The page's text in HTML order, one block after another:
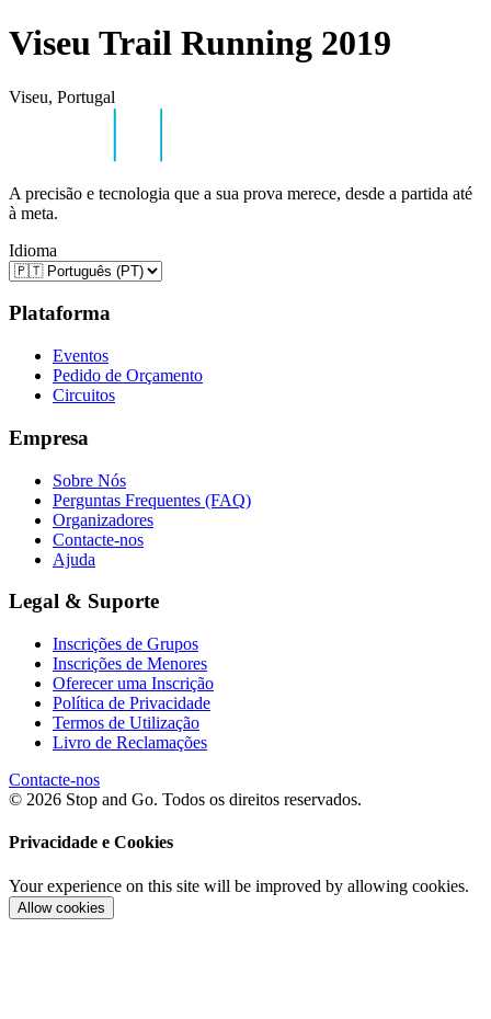
Viseu Trail Running 2019
Viseu, Portugal
A precisão e tecnologia que a sua prova merece, desde a partida até
à meta.
Idioma
Plataforma
Eventos
Pedido de Orçamento
Circuitos
Empresa
Sobre Nós
Perguntas Frequentes (FAQ)
Organizadores
Contacte-nos
Ajuda
Legal & Suporte
Inscrições de Grupos
Inscrições de Menores
Oferecer uma Inscrição
Política de Privacidade
Termos de Utilização
Livro de Reclamações
Contacte-nos
© 2026 Stop and Go. Todos os direitos reservados.
Privacidade e Cookies
Your experience on this site will be improved by allowing cookies.
Allow cookies